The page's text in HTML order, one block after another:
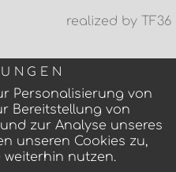
realized by TF36
Personalisierung von
Bereitstellung von
zur Analyse unseres
unseren Cookies zu,
weiterhin nutzen.